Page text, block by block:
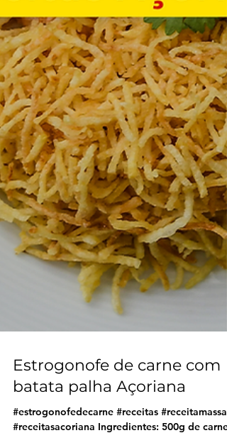
Estrogonofe de carne com
batata palha Açoriana